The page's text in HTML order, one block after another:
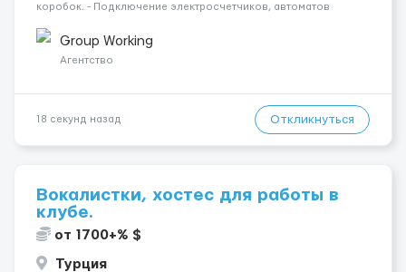
коробок. - Подключение электросчетчиков, автоматов
приборов. - Прокладка кабелей и монтаж кабель-каналов,
лотков, гофры и ...
Group Working
Агентство
18 секунд назад Откликнуться
Вокалистки, хостес для работы в
клубе.
от 1700+% $
Турция